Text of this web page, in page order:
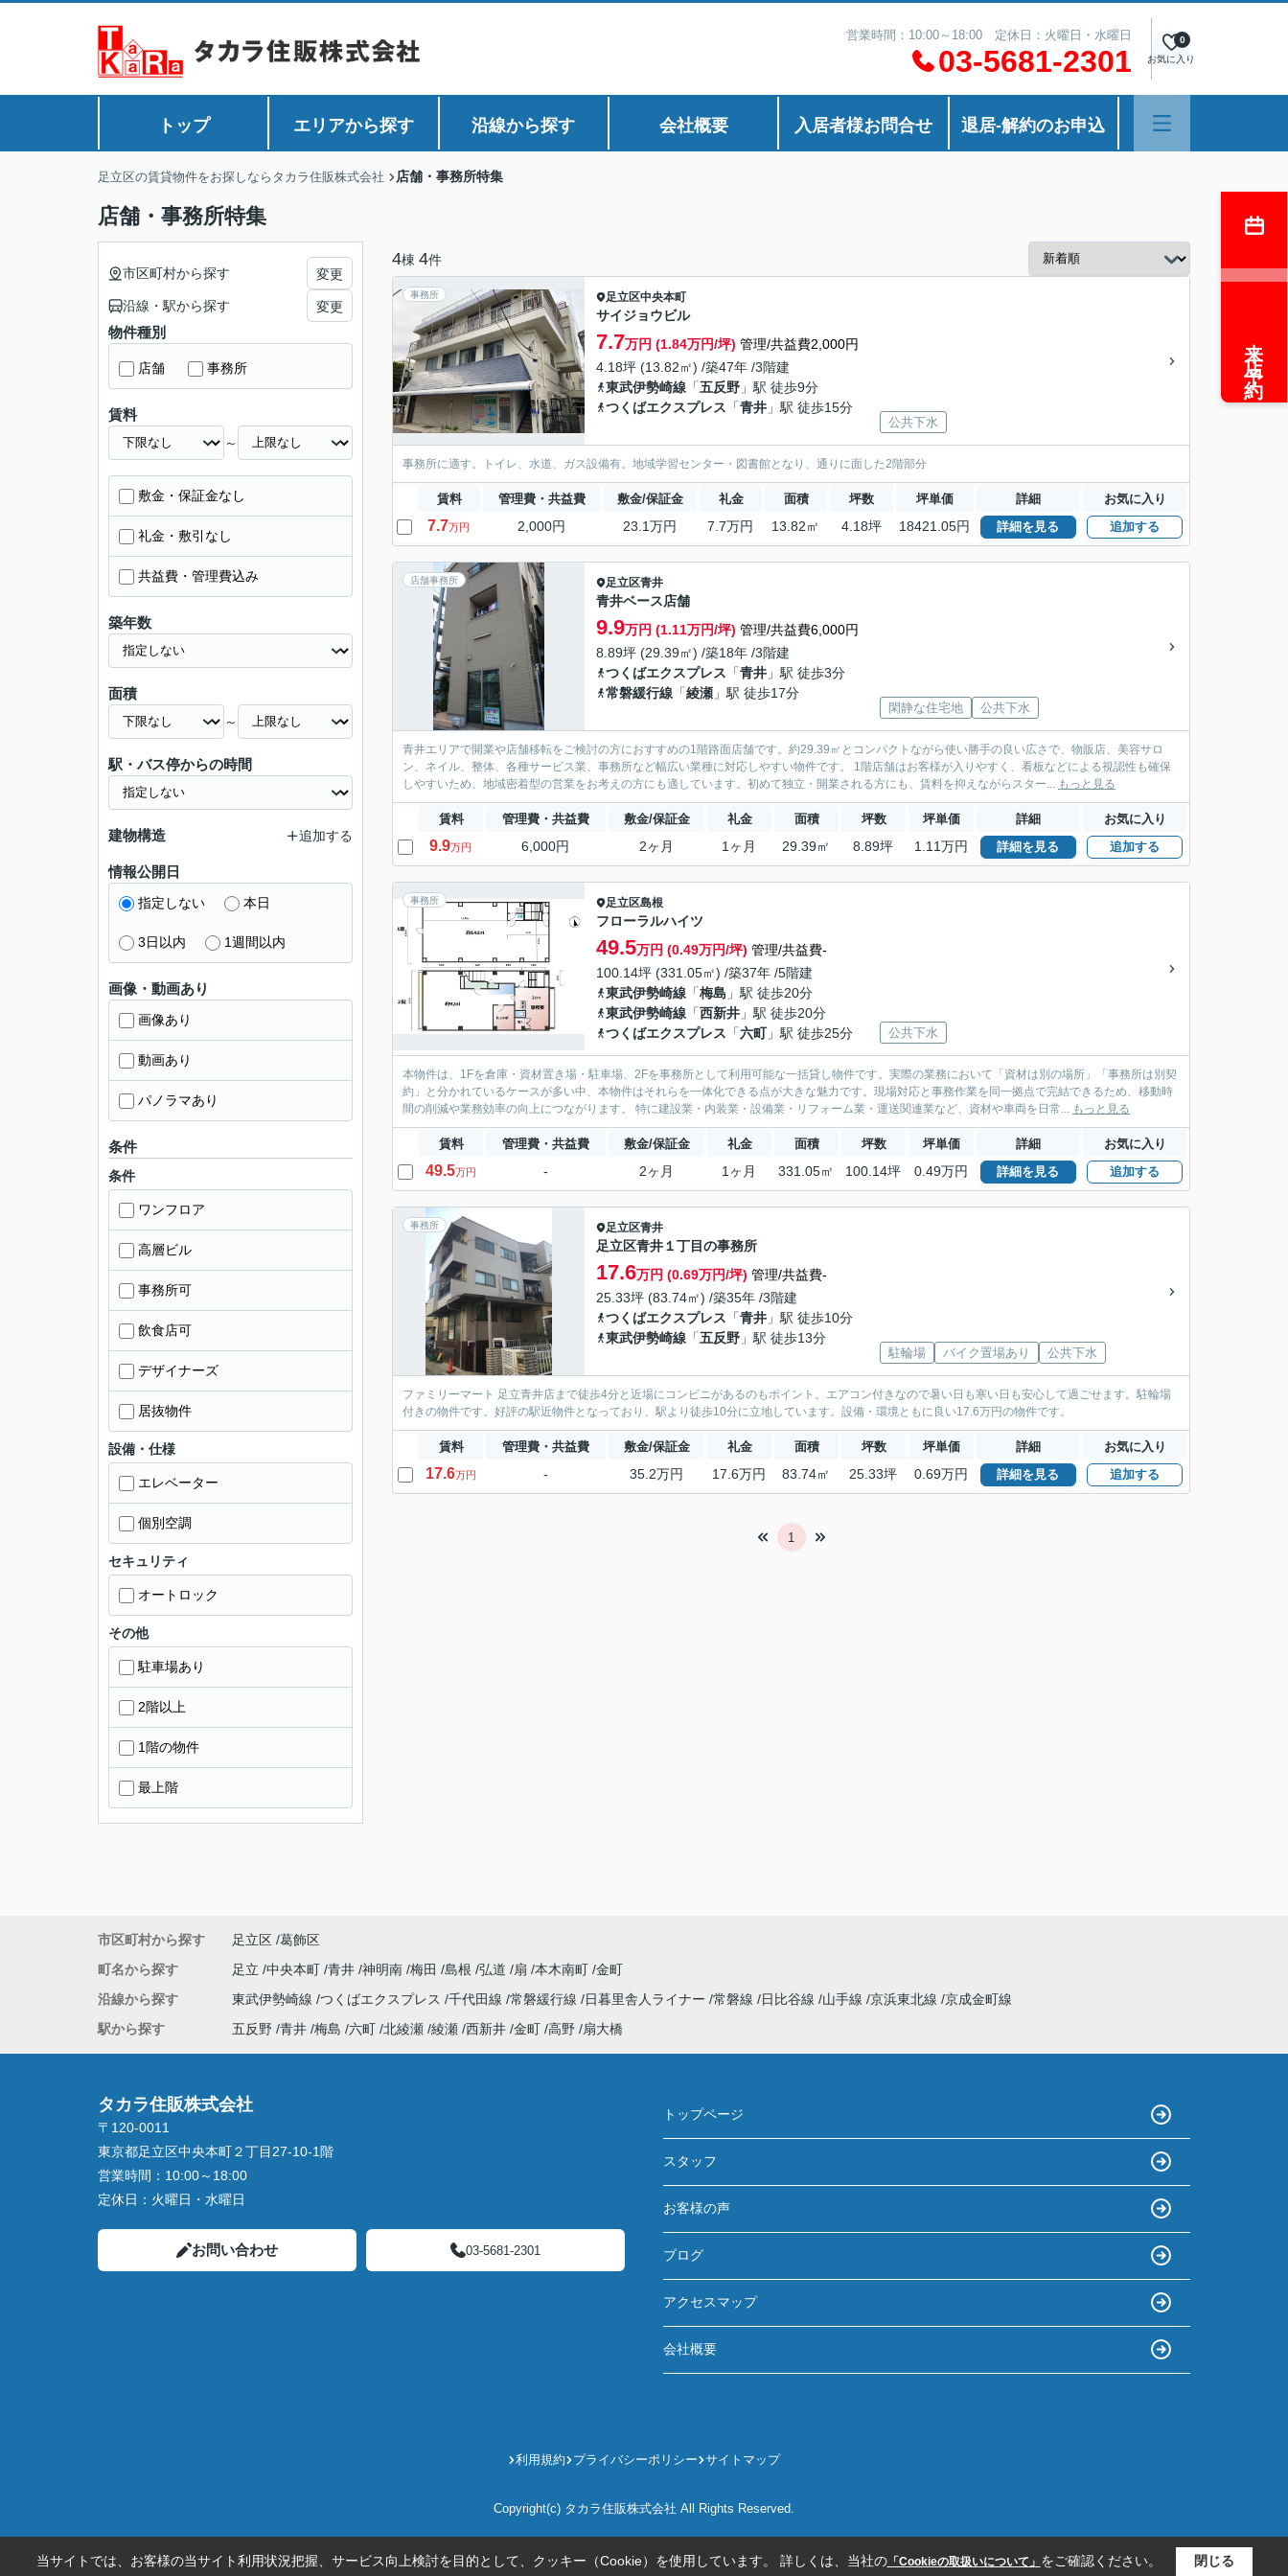
営業時間：10:00～18:00 定休日：火曜日・水曜日
03-5681-2301 お気に入り
0
トップ エリアから探す 沿線から探す 会社概要 入居者様お問合せ 退居-解約のお申込
足立区の賃貸物件をお探しならタカラ住販株式会社 店舗・事務所特集
店舗・事務所特集
4棟 4件
事務所 足立区中央本町
サイジョウビル
7.7万円 (1.84万円/坪) 管理/共益費2,000円
4.18坪 (13.82㎡) /築47年 /3階建
東武伊勢崎線 「五反野 」駅 徒歩9分
つくばエクスプレス 「青井 」駅 徒歩15分
公共下水
事務所に適す。トイレ、水道、ガス設備有。地域学習センター・図書館となり、通りに面した2階部分
賃料 管理費・共益費 敷金/保証金 礼金 面積 坪数 坪単価 詳細 お気に入り
7.7万円 2,000円 23.1万円 7.7万円 13.82㎡ 4.18坪 18421.05円 詳細を見る 追加する
店舗事務所 足立区青井
青井ベース店舗
9.9万円 (1.11万円/坪) 管理/共益費6,000円
8.89坪 (29.39㎡) /築18年 /3階建
つくばエクスプレス 「青井 」駅 徒歩3分
常磐緩行線 「綾瀬 」駅 徒歩17分
閑静な住宅地 公共下水
青井エリアで開業や店舗移転をご検討の方におすすめの1階路面店舗です。約29.39㎡とコンパクトながら使い勝手の良い広さで、物販店、美容サロ
ン、ネイル、整体、各種サービス業、事務所など幅広い業種に対応しやすい物件です。 1階店舗はお客様が入りやすく、看板などによる視認性も確保
しやすいため、地域密着型の営業をお考えの方にも適しています。初めて独立・開業される方にも、賃料を抑えながらスター... もっと見る
賃料 管理費・共益費 敷金/保証金 礼金 面積 坪数 坪単価 詳細 お気に入り
9.9万円 6,000円 2ヶ月 1ヶ月 29.39㎡ 8.89坪 1.11万円 詳細を見る 追加する
事務所 足立区島根
フローラルハイツ
49.5万円 (0.49万円/坪) 管理/共益費-
100.14坪 (331.05㎡) /築37年 /5階建
東武伊勢崎線 「梅島 」駅 徒歩20分
東武伊勢崎線 「西新井 」駅 徒歩20分
つくばエクスプレス 「六町」駅 徒歩25分 公共下水
本物件は、1Fを倉庫・資材置き場・駐車場、2Fを事務所として利用可能な一括貸し物件です。実際の業務において「資材は別の場所」「事務所は別契
約」と分かれているケースが多い中、本物件はそれらを一体化できる点が大きな魅力です。現場対応と事務作業を同一拠点で完結できるため、移動時
間の削減や業務効率の向上につながります。 特に建設業・内装業・設備業・リフォーム業・運送関連業など、資材や車両を日常... もっと見る
賃料 管理費・共益費 敷金/保証金 礼金 面積 坪数 坪単価 詳細 お気に入り
49.5万円 - 2ヶ月 1ヶ月 331.05㎡ 100.14坪 0.49万円 詳細を見る 追加する
事務所 足立区青井
足立区青井１丁目の事務所
17.6万円 (0.69万円/坪) 管理/共益費-
25.33坪 (83.74㎡) /築35年 /3階建
つくばエクスプレス 「青井 」駅 徒歩10分
東武伊勢崎線 「五反野 」駅 徒歩13分
駐輪場 バイク置場あり 公共下水
ファミリーマート 足立青井店まで徒歩4分と近場にコンビニがあるのもポイント。エアコン付きなので暑い日も寒い日も安心して過ごせます。駐輪場
付きの物件です。好評の駅近物件となっており、駅より徒歩10分に立地しています。設備・環境ともに良い17.6万円の物件です。
賃料 管理費・共益費 敷金/保証金 礼金 面積 坪数 坪単価 詳細 お気に入り
17.6万円 - 35.2万円 17.6万円 83.74㎡ 25.33坪 0.69万円 詳細を見る 追加する
1
市区町村から探す 変更
沿線・駅から探す 変更
物件種別
店舗 事務所
賃料
～
敷金・保証金なし
礼金・敷引なし
共益費・管理費込み
築年数
面積
～
駅・バス停からの時間
建物構造 追加する
情報公開日
指定しない 本日
3日以内 1週間以内
画像・動画あり
画像あり
動画あり
パノラマあり
条件
条件
ワンフロア
高層ビル
事務所可
飲食店可
デザイナーズ
居抜物件
設備・仕様
エレベーター
個別空調
セキュリティ
オートロック
その他
駐車場あり
2階以上
1階の物件
最上階
来店予約
市区町村から探す 足立区 葛飾区
町名から探す
足立 中央本町 青井 神明南 梅田 島根 弘道 扇 本木南町 金町
沿線から探す
東武伊勢崎線 つくばエクスプレス 千代田線 常磐緩行線 日暮里舎人ライナー 常磐線 日比谷線 山手線 京浜東北線 京成金町線
駅から探す
五反野 青井 梅島 六町 北綾瀬 綾瀬 西新井 金町 高野 扇大橋
タカラ住販株式会社
〒120-0011
東京都足立区中央本町２丁目27-10-1階
営業時間： 10:00～18:00
定休日： 火曜日・水曜日
お問い合わせ 03-5681-2301
トップページ
スタッフ
お客様の声
ブログ
アクセスマップ
会社概要
利用規約 プライバシーポリシー サイトマップ
Copyright(c) タカラ住販株式会社 All Rights Reserved.
当サイトでは、お客様の当サイト利用状況把握、サービス向上検討を目的として、クッキー（Cookie）を使用しています。 詳しくは、当社の「Cookieの取扱いについて」 をご確認ください。 閉じる